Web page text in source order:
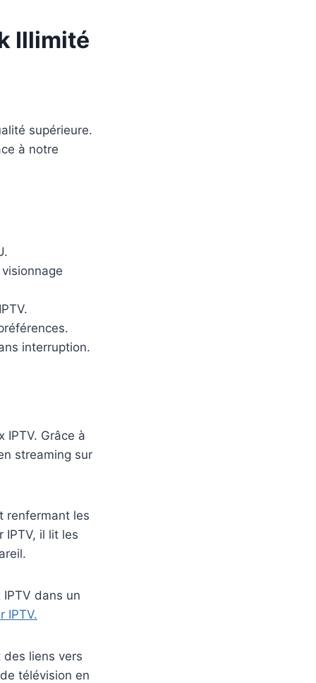
Illimité
supérieure.
à notre
interruption.
Grâce à
streaming sur
renfermant les
IPTV, il lit les
dans un
IPTV.
liens vers
télévision en